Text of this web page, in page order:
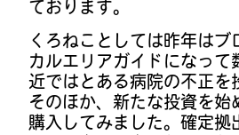
ております。
くろねことしては昨年は
カルエリアガイドになっ
近ではとある病院の不正を
そのほか、新たな投資を
購入してみました。確定拠